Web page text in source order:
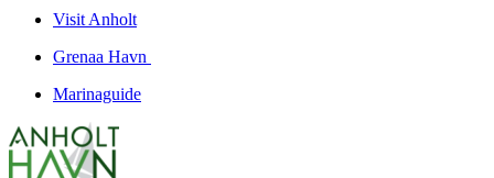
Visit Anholt
Grenaa Havn
Marinaguide